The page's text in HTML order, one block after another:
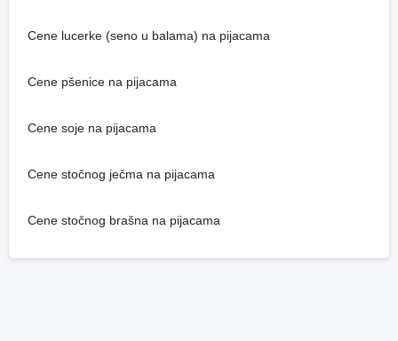
Cene lucerke (seno u balama) na pijacama
Cene pšenice na pijacama
Cene soje na pijacama
Cene stočnog ječma na pijacama
Cene stočnog brašna na pijacama